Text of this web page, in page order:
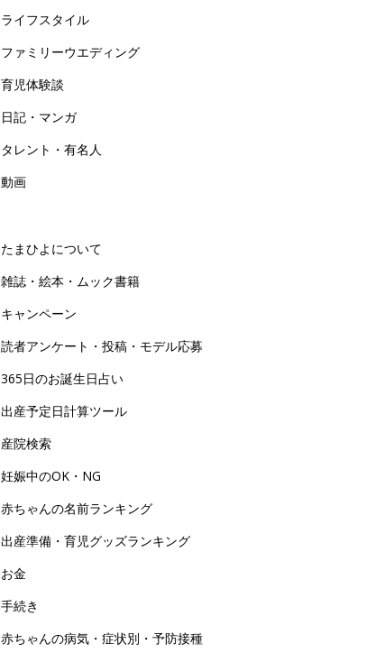
ライフスタイル
ファミリーウエディング
育児体験談
日記・マンガ
タレント・有名人
動画
たまひよについて
雑誌・絵本・ムック書籍
キャンペーン
読者アンケート・投稿・モデル応募
365日のお誕生日占い
出産予定日計算ツール
産院検索
妊娠中のOK・NG
赤ちゃんの名前ランキング
出産準備・育児グッズランキング
お金
手続き
赤ちゃんの病気・症状別・予防接種